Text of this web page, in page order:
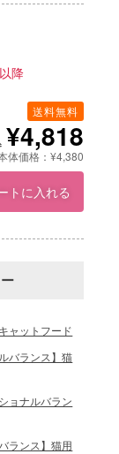
降
送料無料
¥4,818
体価格：¥4,380
トに入れる
ャットフード
バランス】猫
ョナルバラン
ランス】猫用